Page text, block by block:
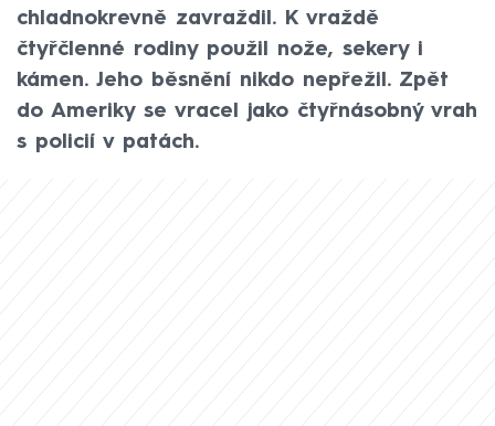
chladnokrevně zavraždil. K vraždě
čtyřčlenné rodiny použil nože, sekery i
kámen. Jeho běsnění nikdo nepřežil. Zpět
do Ameriky se vracel jako čtyřnásobný vrah
s policií v patách.